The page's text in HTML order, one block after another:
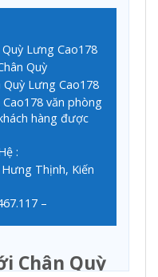
Lưng Cao178
Quỳ
Quỳ Lưng Cao178
văn phòng
hàng được
:
Thịnh, Kiến
–
Chân Quỳ